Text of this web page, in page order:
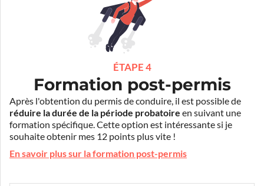
ÉTAPE 4
Formation post-permis
Après l'obtention du permis de conduire, il est possible de
réduire la durée de la période probatoire en suivant une
formation spécifique. Cette option est intéressante si je
souhaite obtenir mes 12 points plus vite !
En savoir plus sur la formation post-permis